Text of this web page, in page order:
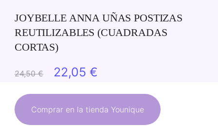
JOYBELLE ANNA UÑAS POSTIZAS
REUTILIZABLES (CUADRADAS
CORTAS)
24,50€
El
original
22,05 €
actual
Comprar en la tienda Younique